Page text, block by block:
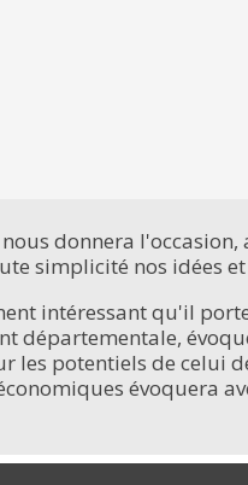
nous donnera
simplicité nos idées
intéressant qu'il
départementale,
les potentiels de celui
évoquera